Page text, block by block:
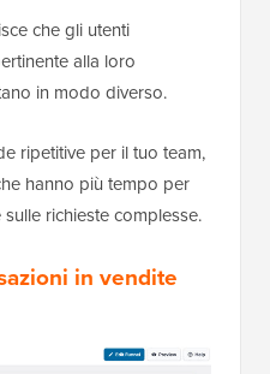
che gli utenti
alla loro
in modo diverso.
ripetitive per il tuo team,
hanno più tempo per
richieste complesse.
in vendite